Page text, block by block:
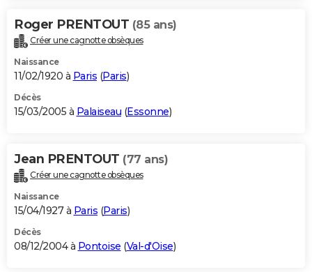
Roger PRENTOUT (85 ans)
Créer une cagnotte obsèques
Naissance
11/02/1920 à Paris (Paris)
Décès
15/03/2005 à Palaiseau (Essonne)
Jean PRENTOUT (77 ans)
Créer une cagnotte obsèques
Naissance
15/04/1927 à Paris (Paris)
Décès
08/12/2004 à Pontoise (Val-d'Oise)